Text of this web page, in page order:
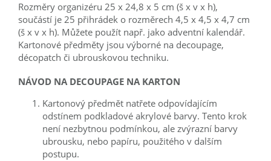
Rozměry organizéru 25 x 24,8 x 5 cm (š x v x h),
součástí je 25 přihrádek o rozměrech 4,5 x 4,5 x 4,7 cm
(š x v x h). Můžete použít např. jako adventní kalendář.
Kartonové předměty jsou výborné na decoupage,
décopatch či ubrouskovou techniku.
NÁVOD NA DECOUPAGE NA KARTON
Kartonový předmět natřete odpovídajícím
odstínem podkladové akrylové barvy. Tento krok
není nezbytnou podmínkou, ale zvýrazní barvy
ubrousku, nebo papíru, použitého v dalším
postupu.